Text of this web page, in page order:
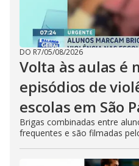
DO R7/05/08/2026
Volta às aulas é
episódios de
escolas em São
Brigas combinadas entre
frequentes e são filmadas